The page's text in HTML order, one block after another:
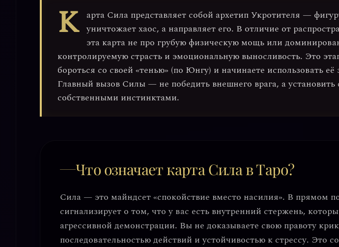
К арта Сила представляет собой архетипУкротителя —
уничтожает хаос, а направляет его. В отличие от
эта карта не про грубую физическую мощь или
контролируемую страсть и эмоциональную выносливость. Это
бороться со своей «тенью» (по Юнгу) и начинаете использовать её
Главный вызов Силы — не победить внешнего врага, аустановить
собственными инстинктами.
Что означает карта Сила в Таро?
Сила — это майндсет«спокойствие вместо насилия». В прямом
сигнализирует о том, что у вас есть внутренний стержень,
агрессивной демонстрации. Вы не доказываете свою правоту
последовательностью действий иустойчивостью к стрессу. Это